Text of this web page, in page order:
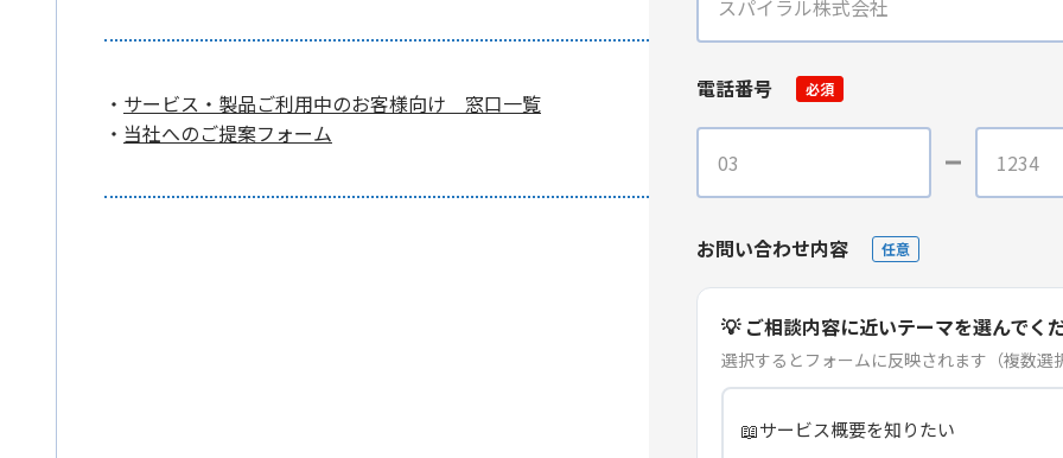
・ サービス・製品ご利用中のお客様向け 窓口一覧
・ 当社へのご提案フォーム
電話番号 必須
お問い合わせ内容 任意
💡 ご相談内容に近いテーマを選んでく
選択するとフォームに反映されます（複数選
📖サービス概要を知りたい